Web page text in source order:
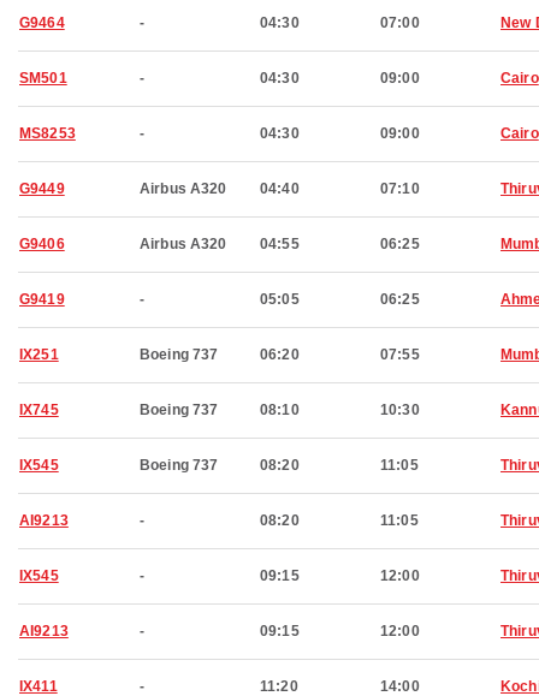
G9464 - 04:30 07:00 New
SM501 - 04:30 09:00 Cairo
MS8253 - 04:30 09:00 Cairo
G9449 Airbus A320 04:40 07:10
G9406 Airbus A320 04:55 06:25
G9419 - 05:05 06:25
IX251 Boeing 737 06:20 07:55
IX745 Boeing 737 08:10 10:30
IX545 Boeing 737 08:20 11:05
AI9213 - 08:20 11:05
IX545 - 09:15 12:00
AI9213 - 09:15 12:00
IX411 - 11:20 14:00